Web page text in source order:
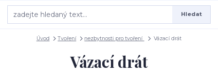
Hledat
Úvod Tvoření nezbytnosti pro tvoření Vázací drát
Vázací drát